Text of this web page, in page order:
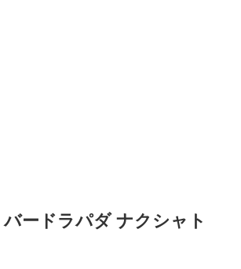
ードラパダ ナクシャト